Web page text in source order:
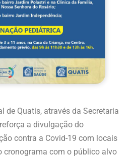
de Quatis, através da Secretaria
a divulgação do
contra a Covid-19 com locais
cronograma com o público alvo